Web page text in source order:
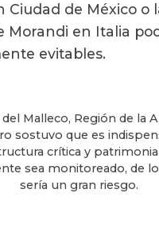
Ciudad de México o
Morandi en Italia
evitables.
Malleco, Región de la
sostuvo que es
crítica y
sea monitoreado, de
sería un gran riesgo.